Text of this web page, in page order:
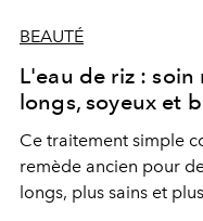
BEAUTÉ
L'eau de riz :
longs, soyeux et
Ce traitement simple
remède ancien pour
longs, plus sains et